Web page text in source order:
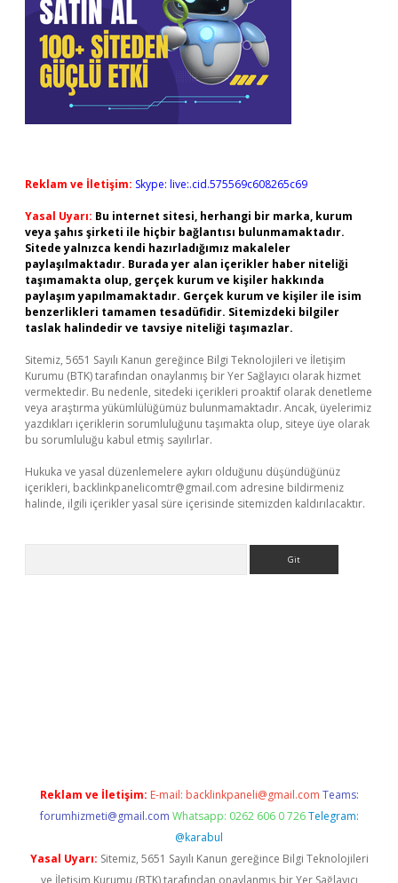
Reklam ve İletişim: Skype: live:.cid.575569c608265c69
Yasal Uyarı: Bu internet sitesi, herhangi bir marka, kurum
veya şahıs şirketi ile hiçbir bağlantısı bulunmamaktadır.
Sitede yalnızca kendi hazırladığımız makaleler
paylaşılmaktadır. Burada yer alan içerikler haber niteliği
taşımamakta olup, gerçek kurum ve kişiler hakkında
paylaşım yapılmamaktadır. Gerçek kurum ve kişiler ile isim
benzerlikleri tamamen tesadüfidir. Sitemizdeki bilgiler
taslak halindedir ve tavsiye niteliği taşımazlar.
Sitemiz, 5651 Sayılı Kanun gereğince Bilgi Teknolojileri ve İletişim
Kurumu (BTK) tarafından onaylanmış bir Yer Sağlayıcı olarak hizmet
vermektedir. Bu nedenle, sitedeki içerikleri proaktif olarak denetleme
veya araştırma yükümlülüğümüz bulunmamaktadır. Ancak, üyelerimiz
yazdıkları içeriklerin sorumluluğunu taşımakta olup, siteye üye olarak
bu sorumluluğu kabul etmiş sayılırlar.
Hukuka ve yasal düzenlemelere aykırı olduğunu düşündüğünüz
içerikleri, backlinkpanelicomtr@gmail.com adresine bildirmeniz
halinde, ilgili içerikler yasal süre içerisinde sitemizden kaldırılacaktır.
Reklam ve İletişim: E-mail: backlinkpaneli@gmail.com Teams:
forumhizmeti@gmail.com Whatsapp: 0262 606 0 726 Telegram:
@karabul
Yasal Uyarı: Sitemiz, 5651 Sayılı Kanun gereğince Bilgi Teknolojileri
ve İletişim Kurumu (BTK) tarafından onaylanmış bir Yer Sağlayıcı